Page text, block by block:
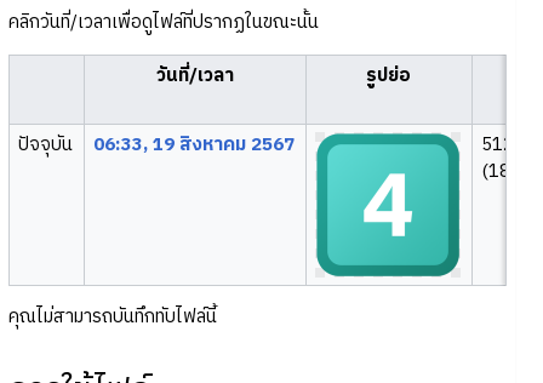
คลิกวันที่/เวลาเพื่อดูไฟล์ที่ปรากฏในขณะนั้น
วันที่/เวลา
รูปย่อ
ปัจจุบัน 06:33, 19 สิงหาคม 2567
512 ×
(182 กิ
คุณไม่สามารถบันทึกทับไฟล์นี้